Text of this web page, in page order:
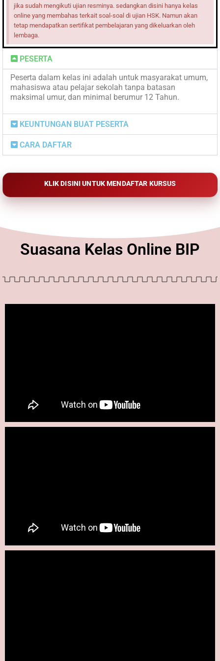
jika sudah mengikuti ujian resminya. sedangkan disini hanya kelas
online yang membahas terkait soal-soal di ujian HSK. Namun akan
tetap mendapatkan sertifikat pembelajaran yang dikeluarkan oleh
lembaga.
PESERTA
Peserta dalam kelas ini adalah untuk masyarakat umum,
mahasiswa atau pelajar sekolah tanpa batasan
maksimal umur, dan minimal berumur 12 Tahun.
KEUNTUNGAN BUAT PESERTA
CARA DAFTAR
KLIK DISINI UNTUK MENDAFTAR KURSUS
Suasana Kelas Online BIP